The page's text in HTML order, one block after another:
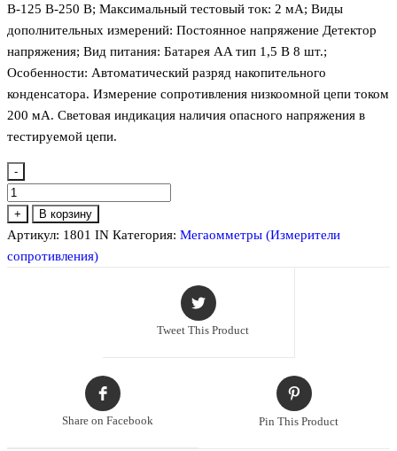
В-125 В-250 В; Максимальный тестовый ток: 2 мА; Виды
дополнительных измерений: Постоянное напряжение Детектор
напряжения; Вид питания: Батарея AA тип 1,5 В 8 шт.;
Особенности: Автоматический разряд накопительного
конденсатора. Измерение сопротивления низкоомной цепи током
200 мА. Световая индикация наличия опасного напряжения в
тестируемой цепи.
-
Количество
товара
1801
IN
+ В корзину
Артикул: 1801 IN Категория: Мегаомметры (Измерители
сопротивления)
Tweet This Product
Share on Facebook Pin This Product